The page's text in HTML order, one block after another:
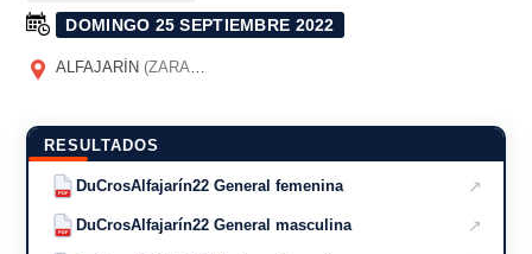
DOMINGO 25 SEPTIEMBRE 2022
ALFAJARÍN (ZARAGOZA)
RESULTADOS
PDF DuCrosAlfajarín22 General femenina ↗
PDF DuCrosAlfajarín22 General masculina ↗